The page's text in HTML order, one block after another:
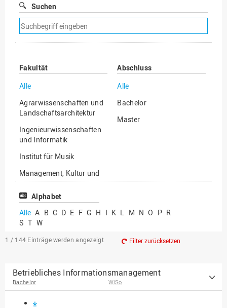
Suchen
Suchfilter
entfernen
Fakultät
Alle
Agrarwissenschaften und
Landschaftsarchitektur
Ingenieurwissenschaften
und Informatik
Institut für Musik
Management, Kultur und
Technik
Wirtschafts- und
Sozialwissenschaften
Abschluss
Alle
Bachelor
Master
Alphabet
Alle A B C D E F G H I K L M N O P R
S T W
1 / 144 Einträge werden angezeigt Filter zurücksetzen
Betriebliches Informationsmanagement
Bachelor WiSo